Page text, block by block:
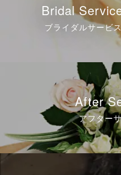
Bridal
ブライダルサービ
After
アフター